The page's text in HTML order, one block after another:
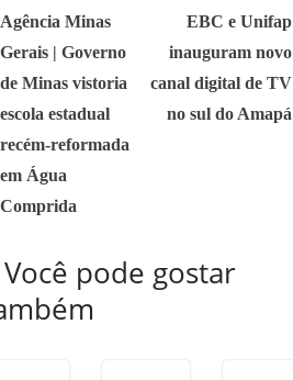
Agência Minas
Gerais | Governo
de Minas vistoria
escola estadual
recém-reformada
em Água
Comprida
EBC e Unifap
inauguram novo
canal digital de TV
no sul do Amapá
Você pode gostar